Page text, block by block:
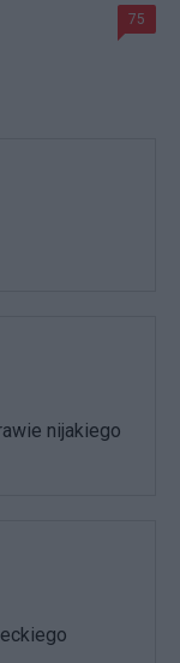
75
nijakiego